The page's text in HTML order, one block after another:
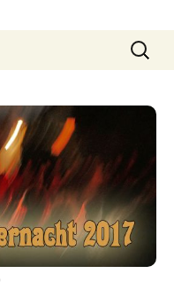
Suchen
nach: